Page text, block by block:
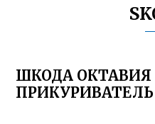
ШКОДА ОКТАВИЯ
ПРИКУРИВАТЕЛЬ